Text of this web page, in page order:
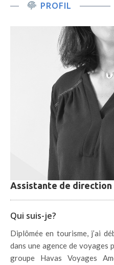
PROFIL
Assistante de
Qui suis-je?
Diplômée en tourisme, j’ai
dans une agence de voyages
groupe Havas Voyages